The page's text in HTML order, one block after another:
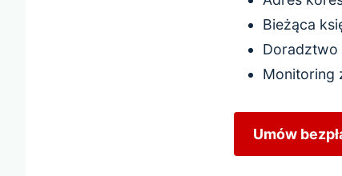
Bieżąca
Doradztwo
Monitoring
Umów